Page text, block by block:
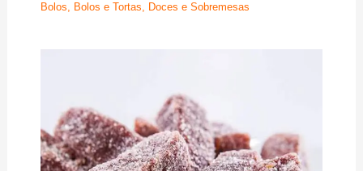
Bolos, Bolos e Tortas, Doces e Sobremesas